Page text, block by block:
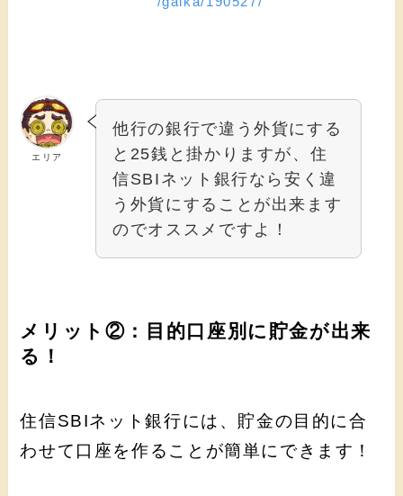
エリア
他行の銀行で違う外貨にする
と25銭と掛かりますが、住
信SBIネット銀行なら安く違
う外貨にすることが出来ます
のでオススメですよ！
メリット②：目的口座別に貯金が出来
る！
住信SBIネット銀行には、貯金の目的に合
わせて口座を作ることが簡単にできます！